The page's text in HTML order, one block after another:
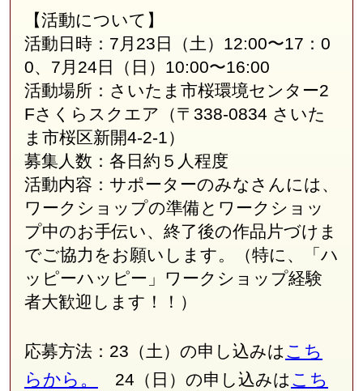
【活動について】
活動日時：7月23日（土）12:00〜17：0
0、7月24日（日）10:00〜16:00
活動場所：さいたま市桜環境センター2
Fさくらスクエア（〒338-0834 さいた
ま市桜区新開4-2-1）
募集人数：各日約５人程度
活動内容：サポーターのみなさんには、
ワークショップの準備とワークショッ
プ中のお手伝い、終了後の作品片づけま
でご協力をお願いします。（特に、「ハ
ッピーハッピー」ワークショップ経験
者大歓迎します！！）
応募方法：23（土）の申し込みは こち
らから。
24（日）の申し込みは こ ち